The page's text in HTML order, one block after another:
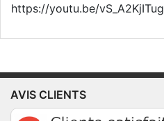
https://youtu.be/vS_A2KjITug
AVIS CLIENTS